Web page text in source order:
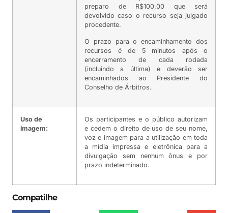
preparo de R$100,00 que será
devolvido caso o recurso seja julgado
procedente.
O prazo para o encaminhamento dos
recursos é de 5 minutos após o
encerramento de cada rodada
(incluindo a última) e deverão ser
encaminhados ao Presidente do
Conselho de Árbitros.
Uso de
imagem:
Os participantes e o público autorizam
e cedem o direito de uso de seu nome,
voz e imagem para a utilização em toda
a mídia impressa e eletrônica para a
divulgação sem nenhum ônus e por
prazo indeterminado.
Compatilhe